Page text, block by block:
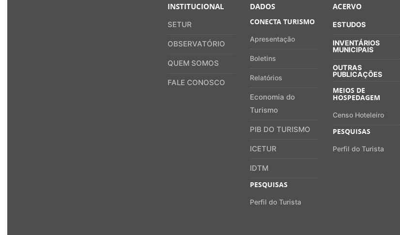
INSTITUCIONAL
SETUR
OBSERVATÓRIO
QUEM SOMOS
FALE CONOSCO
DADOS
CONECTA TURISMO
Apresentação
Boletins
Relatórios
Economia do
Turismo
PIB DO TURISMO
ICETUR
IDTM
PESQUISAS
Perfil do Turista
ACERVO
ESTUDOS
INVENTÁRIOS
MUNICIPAIS
OUTRAS
PUBLICAÇÕES
MEIOS DE
HOSPEDAGEM
Censo Hoteleiro
PESQUISAS
Perfil do Turista